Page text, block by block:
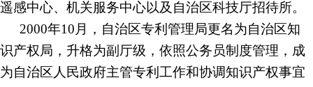
遥感中心、机关服务中心以及自治区科技厅招待所。
2000年10月，自治区专利管理局更名为自治区知
识产权局，升格为副厅级，依照公务员制度管理，成
为自治区人民政府主管专利工作和协调知识产权事宜